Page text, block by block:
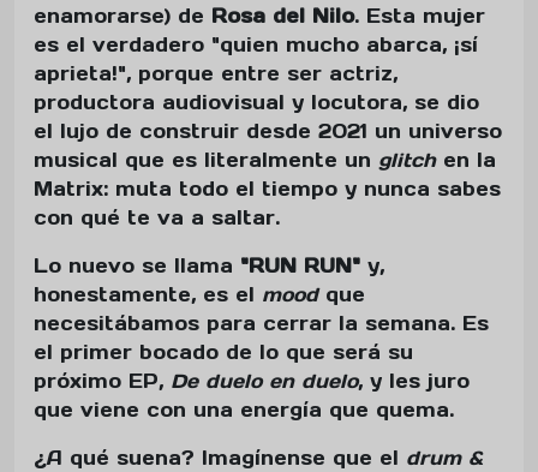
enamorarse) de Rosa del Nilo. Esta mujer
es el verdadero "quien mucho abarca, ¡sí
aprieta!", porque entre ser actriz,
productora audiovisual y locutora, se dio
el lujo de construir desde 2021 un universo
musical que es literalmente un glitchen la
Matrix: muta todo el tiempo y nunca sabes
con qué te va a saltar.
Lo nuevo se llama "RUN RUN" y,
honestamente, es el moodque
necesitábamos para cerrar la semana. Es
el primer bocado de lo que será su
próximo EP, De duelo en duelo, y les juro
que viene con una energía que quema.
¿A qué suena? Imagínense que el drum &